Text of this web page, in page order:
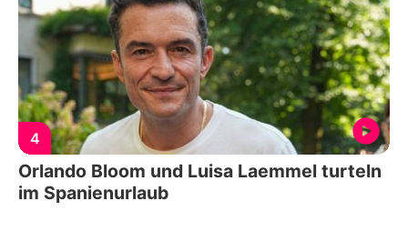
4
Orlando Bloom und Luisa Laemmel turteln
im Spanienurlaub